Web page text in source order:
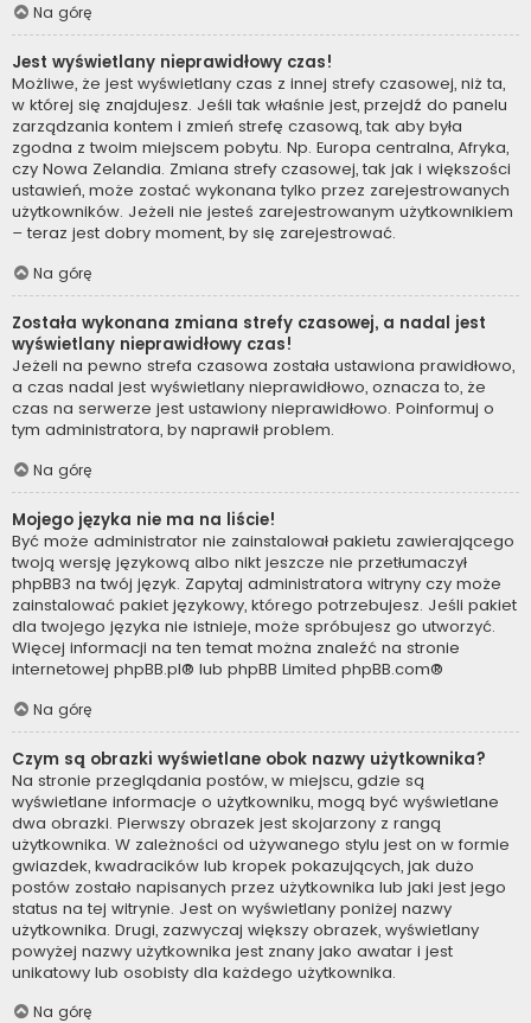
Na górę
Jest wyświetlany nieprawidłowy czas!
Możliwe, że jest wyświetlany czas z innej strefy czasowej, niż ta,
w której się znajdujesz. Jeśli tak właśnie jest, przejdź do panelu
zarządzania kontem i zmień strefę czasową, tak aby była
zgodna z twoim miejscem pobytu. Np. Europa centralna, Afryka,
czy Nowa Zelandia. Zmiana strefy czasowej, tak jak i większości
ustawień, może zostać wykonana tylko przez zarejestrowanych
użytkowników. Jeżeli nie jesteś zarejestrowanym użytkownikiem
– teraz jest dobry moment, by się zarejestrować.
Na górę
Została wykonana zmiana strefy czasowej, a nadal jest
wyświetlany nieprawidłowy czas!
Jeżeli na pewno strefa czasowa została ustawiona prawidłowo,
a czas nadal jest wyświetlany nieprawidłowo, oznacza to, że
czas na serwerze jest ustawiony nieprawidłowo. Poinformuj o
tym administratora, by naprawił problem.
Na górę
Mojego języka nie ma na liście!
Być może administrator nie zainstalował pakietu zawierającego
twoją wersję językową albo nikt jeszcze nie przetłumaczył
phpBB3 na twój język. Zapytaj administratora witryny czy może
zainstalować pakiet językowy, którego potrzebujesz. Jeśli pakiet
dla twojego języka nie istnieje, może spróbujesz go utworzyć.
Więcej informacji na ten temat można znaleźć na stronie
internetowej phpBB.pl® lub phpBB Limited phpBB.com®
Na górę
Czym są obrazki wyświetlane obok nazwy użytkownika?
Na stronie przeglądania postów, w miejscu, gdzie są
wyświetlane informacje o użytkowniku, mogą być wyświetlane
dwa obrazki. Pierwszy obrazek jest skojarzony z rangą
użytkownika. W zależności od używanego stylu jest on w formie
gwiazdek, kwadracików lub kropek pokazujących, jak dużo
postów zostało napisanych przez użytkownika lub jaki jest jego
status na tej witrynie. Jest on wyświetlany poniżej nazwy
użytkownika. Drugi, zazwyczaj większy obrazek, wyświetlany
powyżej nazwy użytkownika jest znany jako awatar i jest
unikatowy lub osobisty dla każdego użytkownika.
Na górę